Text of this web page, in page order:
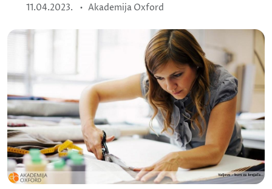
11.04.2023. • Akademija Oxford